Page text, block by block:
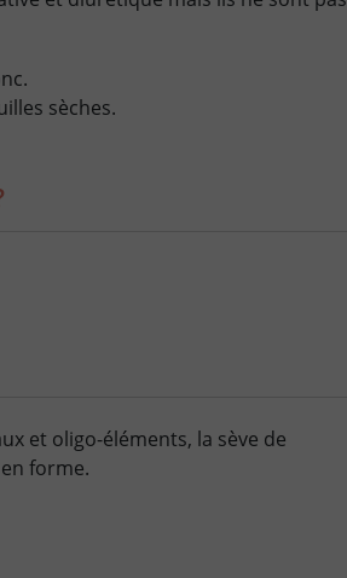
sèches.
et oligo-éléments, la sève de
forme.